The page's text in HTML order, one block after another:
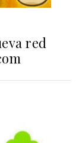
red